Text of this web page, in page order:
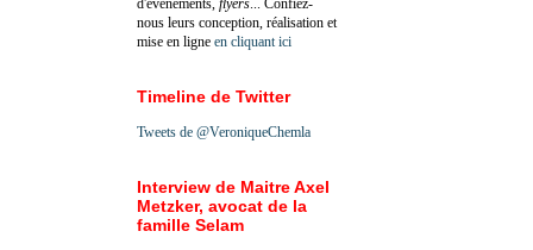
nous leurs conception, réalisation et
mise en ligne en cliquant ici
Timeline de Twitter
Tweets de @VeroniqueChemla
Interview de Maitre Axel
Metzker, avocat de la
famille Selam